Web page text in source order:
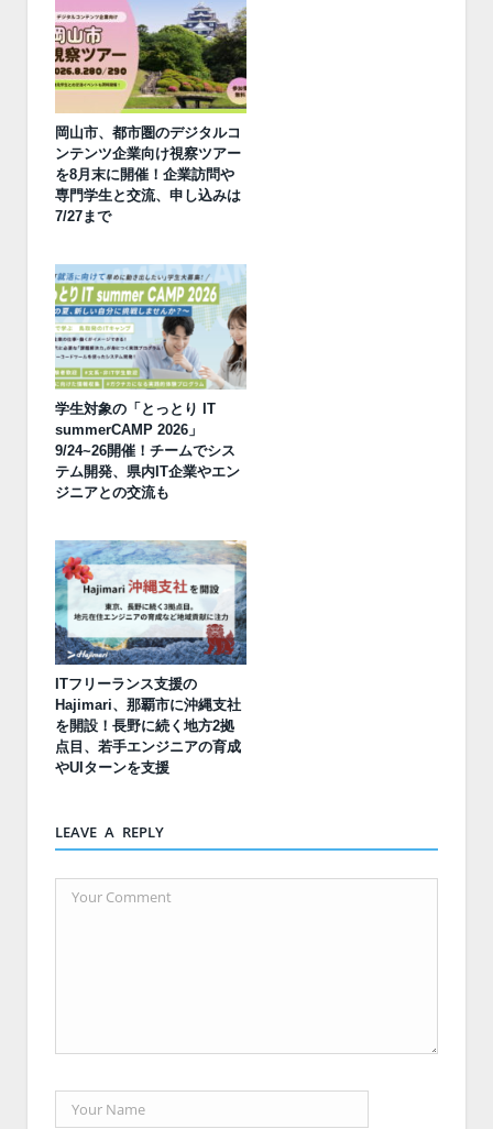
岡山市、都市圏のデジタルコ
ンテンツ企業向け視察ツアー
を8月末に開催！企業訪問や
専門学生と交流、申し込みは
7/27まで
学生対象の「とっとり IT
summerCAMP 2026」
9/24~26開催！チームでシス
テム開発、県内IT企業やエン
ジニアとの交流も
ITフリーランス支援の
Hajimari、那覇市に沖縄支社
を開設！長野に続く地方2拠
点目、若手エンジニアの育成
やUIターンを支援
LEAVE A REPLY